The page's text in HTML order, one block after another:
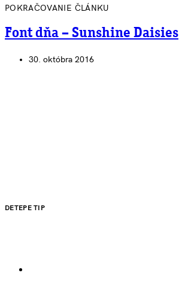
POKRAČOVANIE ČLÁNKU
Font dňa – Sunshine Daisies
30. októbra 2016
DETEPE TIP